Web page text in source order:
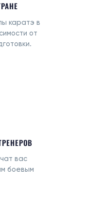
каратэ в
от
вас
боевым